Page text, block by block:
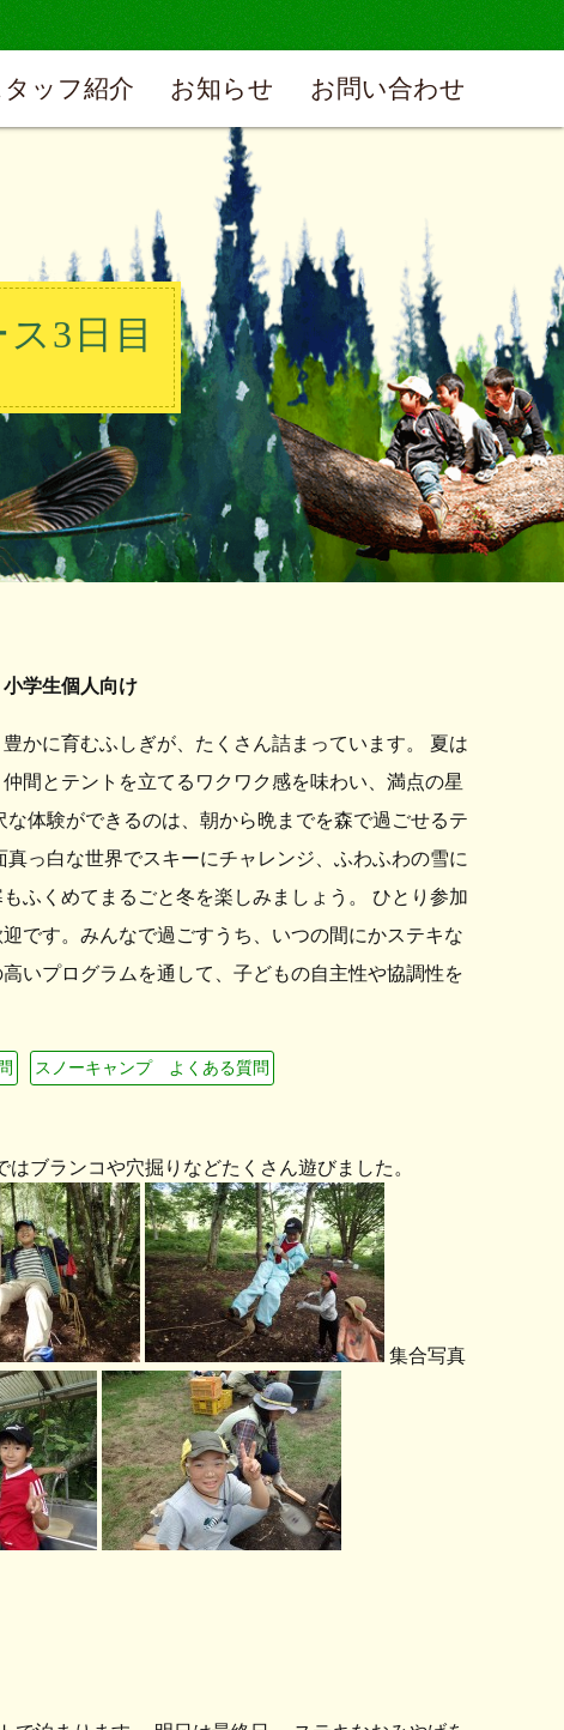
タッフ紹介 お知らせ お問い合わせ
3日目
学生個人向け
かに育むふしぎが、たくさん詰まっています。 夏は
間とテントを立てるワクワク感を味わい、満点の星
体験ができるのは、朝から晩までを森で過ごせるテ
真っ白な世界でスキーにチャレンジ、ふわふわの雪に
ふくめてまるごと冬を楽しみましょう。 ひとり参加
です。みんなで過ごすうち、いつの間にかステキな
いプログラムを通して、子どもの自主性や協調性を
スノーキャンプ よくある質問
ブランコや穴掘りなどたくさん遊びました。
集合写真